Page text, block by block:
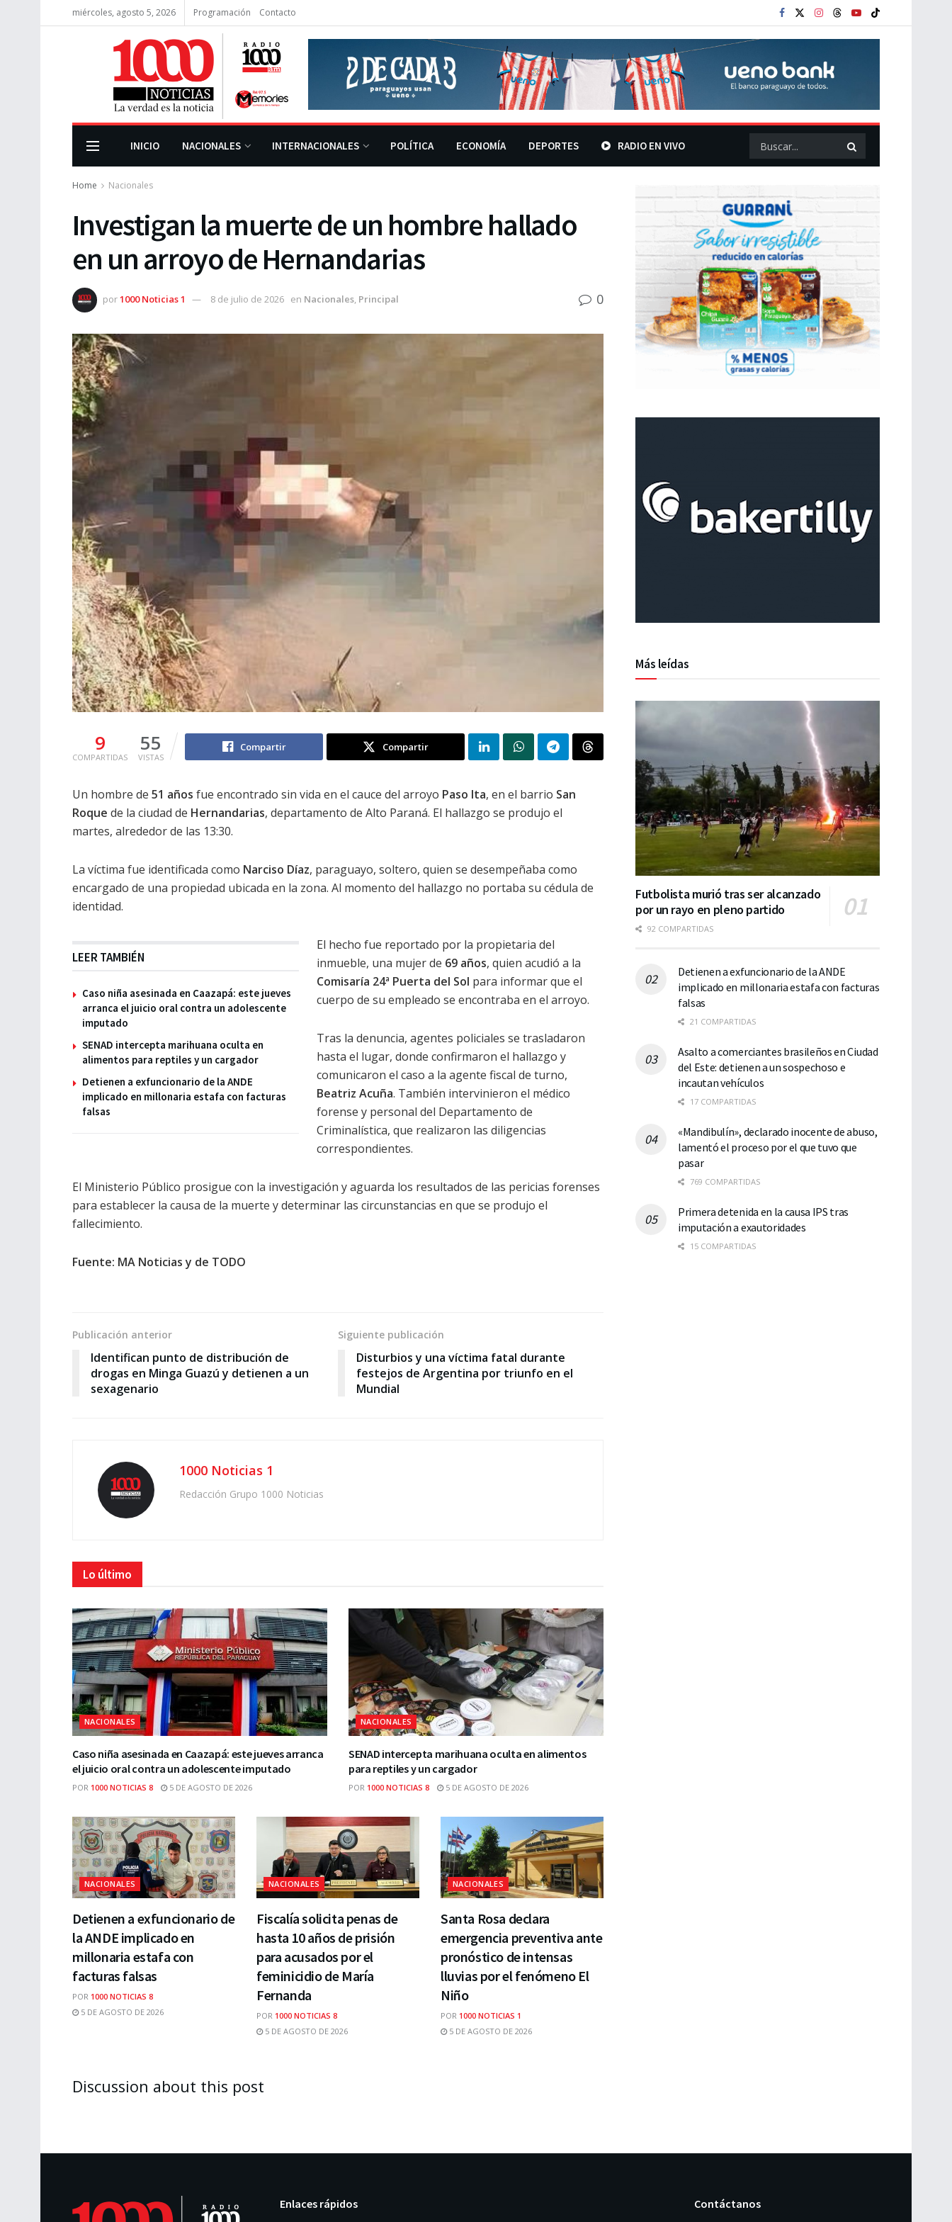
miércoles, agosto 5, 2026 Programación Contacto
INICIO NACIONALES INTERNACIONALES POLÍTICA ECONOMÍA DEPORTES RADIO EN VIVO
Home Nacionales
Investigan la muerte de un hombre hallado
en un arroyo de Hernandarias
por1000 Noticias 1 8 de julio de 2026 en Nacionales, Principal 0
9
COMPARTIDAS
55
VISTAS
Compartir Compartir
Un hombre de 51 años fue encontrado sin vida en el cauce del arroyo Paso Ita, en el barrio San
Roque de la ciudad de Hernandarias, departamento de Alto Paraná. El hallazgo se produjo el
martes, alrededor de las 13:30.
La víctima fue identificada como Narciso Díaz, paraguayo, soltero, quien se desempeñaba como
encargado de una propiedad ubicada en la zona. Al momento del hallazgo no portaba su cédula de
identidad.
LEER TAMBIÉN
Caso niña asesinada en Caazapá: este jueves
arranca el juicio oral contra un adolescente
imputado
SENAD intercepta marihuana oculta en
alimentos para reptiles y un cargador
Detienen a exfuncionario de la ANDE
implicado en millonaria estafa con facturas
falsas
El hecho fue reportado por la propietaria del
inmueble, una mujer de 69 años, quien acudió a la
Comisaría 24ª Puerta del Sol para informar que el
cuerpo de su empleado se encontraba en el arroyo.
Tras la denuncia, agentes policiales se trasladaron
hasta el lugar, donde confirmaron el hallazgo y
comunicaron el caso a la agente fiscal de turno,
Beatriz Acuña. También intervinieron el médico
forense y personal del Departamento de
Criminalística, que realizaron las diligencias
correspondientes.
El Ministerio Público prosigue con la investigación y aguarda los resultados de las pericias forenses
para establecer la causa de la muerte y determinar las circunstancias en que se produjo el
fallecimiento.
Fuente: MA Noticias y de TODO
Publicación anterior
Identifican punto de distribución de
drogas en Minga Guazú y detienen a un
sexagenario
Siguiente publicación
Disturbios y una víctima fatal durante
festejos de Argentina por triunfo en el
Mundial
1000 Noticias 1
Redacción Grupo 1000 Noticias
Lo último
NACIONALES
Caso niña asesinada en Caazapá: este jueves arranca
el juicio oral contra un adolescente imputado
POR 1000 NOTICIAS 8 5 DE AGOSTO DE 2026
NACIONALES
SENAD intercepta marihuana oculta en alimentos
para reptiles y un cargador
POR 1000 NOTICIAS 8 5 DE AGOSTO DE 2026
NACIONALES
Detienen a exfuncionario de
la ANDE implicado en
millonaria estafa con
facturas falsas
POR 1000 NOTICIAS 8
5 DE AGOSTO DE 2026
NACIONALES
Fiscalía solicita penas de
hasta 10 años de prisión
para acusados por el
feminicidio de María
Fernanda
POR 1000 NOTICIAS 8
5 DE AGOSTO DE 2026
NACIONALES
Santa Rosa declara
emergencia preventiva ante
pronóstico de intensas
lluvias por el fenómeno El
Niño
POR 1000 NOTICIAS 1
5 DE AGOSTO DE 2026
Discussion about this post
Más leídas
Futbolista murió tras ser alcanzado
por un rayo en pleno partido
92 COMPARTIDAS
Detienen a exfuncionario de la ANDE
implicado en millonaria estafa con facturas
falsas
21 COMPARTIDAS
Asalto a comerciantes brasileños en Ciudad
del Este: detienen a un sospechoso e
incautan vehículos
17 COMPARTIDAS
«Mandibulín», declarado inocente de abuso,
lamentó el proceso por el que tuvo que
pasar
769 COMPARTIDAS
Primera detenida en la causa IPS tras
imputación a exautoridades
15 COMPARTIDAS
Enlaces rápidos Contáctanos